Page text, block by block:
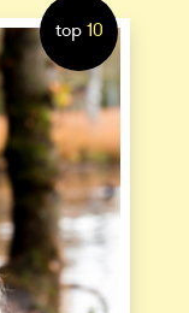
top 10